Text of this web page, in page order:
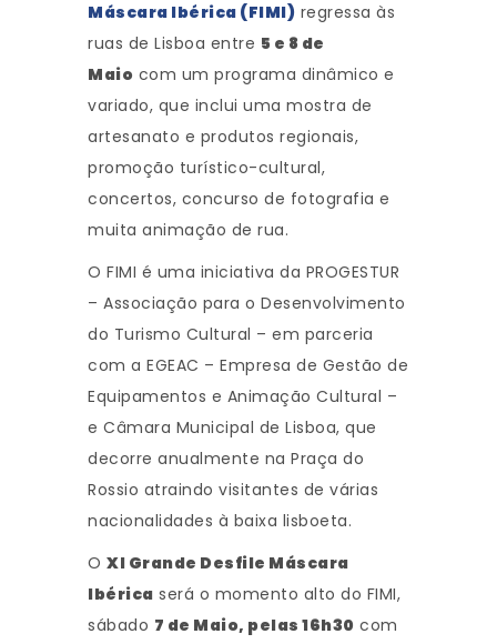
Máscara Ibérica (FIMI) regressa às
ruas de Lisboa entre 5 e 8 de
Maio com um programa dinâmico e
variado, que inclui uma mostra de
artesanato e produtos regionais,
promoção turístico-cultural,
concertos, concurso de fotografia e
muita animação de rua.
O FIMI é uma iniciativa da PROGESTUR
– Associação para o Desenvolvimento
do Turismo Cultural – em parceria
com a EGEAC – Empresa de Gestão de
Equipamentos e Animação Cultural –
e Câmara Municipal de Lisboa, que
decorre anualmente na Praça do
Rossio atraindo visitantes de várias
nacionalidades à baixa lisboeta.
O XI Grande Desfile Máscara
Ibérica será o momento alto do FIMI,
sábado 7 de Maio, pelas 16h30 com